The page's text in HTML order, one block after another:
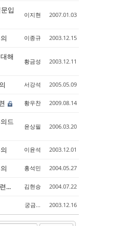
입
이지현 2007.01.03
이종규 2003.12.15
해
황금성 2003.12.11
서강석 2005.05.09
황우찬 2009.08.14
드
윤상필 2006.03.20
이윤석 2003.12.01
홍석민 2004.05.27
... 김현승 2004.07.22
궁금... 2003.12.16